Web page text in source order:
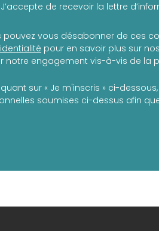
J’accepte de recevoir la lettre
pouvez vous désabonner de ces
pour en savoir plus sur
notre engagement vis-à-vis de la
sur « Je m'inscris » ci-
soumises ci-dessus afin